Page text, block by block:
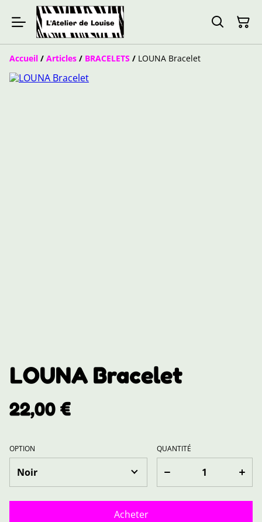
Accueil / Articles / BRACELETS / LOUNA Bracelet
LOUNA Bracelet
22,00 €
OPTION QUANTITÉ
Acheter